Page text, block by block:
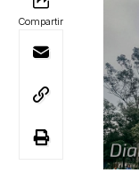
Compartir